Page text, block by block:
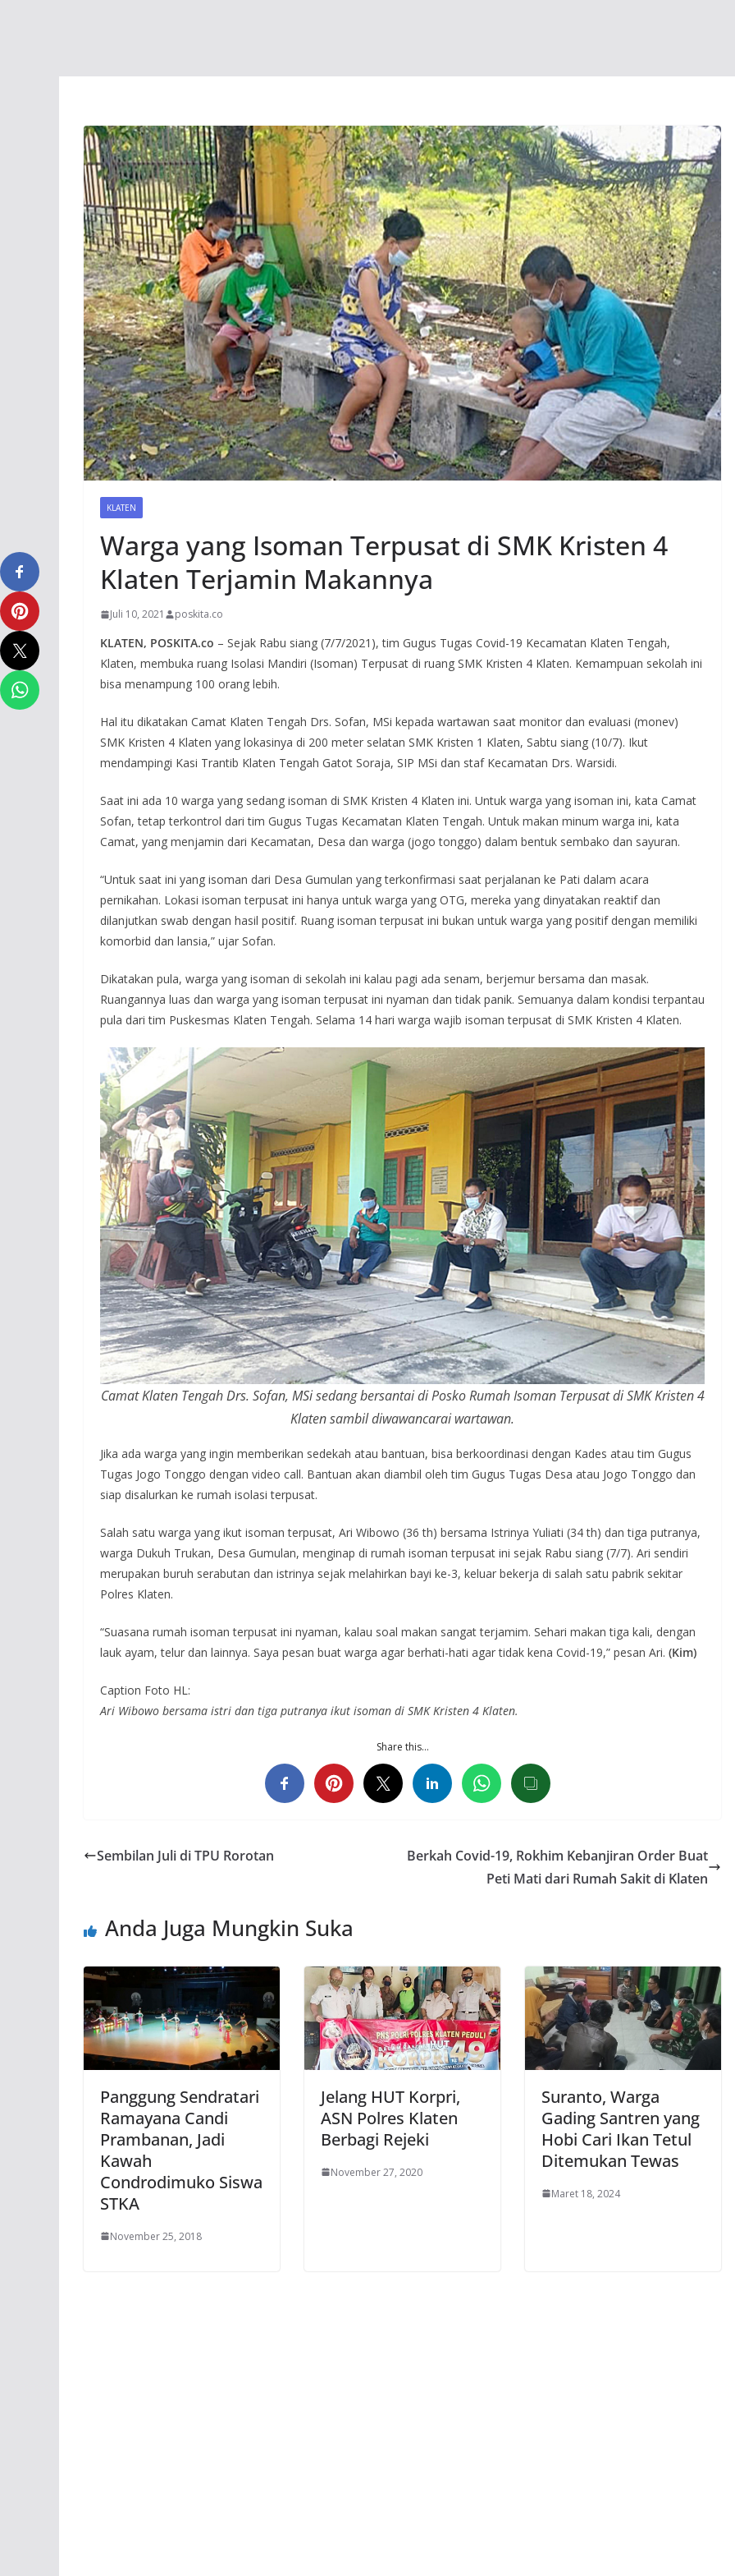
KLATEN
Warga yang Isoman Terpusat di SMK Kristen 4
Klaten Terjamin Makannya
Juli 10, 2021 poskita.co
KLATEN, POSKITA.co – Sejak Rabu siang (7/7/2021), tim Gugus Tugas Covid-19 Kecamatan Klaten Tengah,
Klaten, membuka ruang Isolasi Mandiri (Isoman) Terpusat di ruang SMK Kristen 4 Klaten. Kemampuan sekolah ini
bisa menampung 100 orang lebih.
Hal itu dikatakan Camat Klaten Tengah Drs. Sofan, MSi kepada wartawan saat monitor dan evaluasi (monev)
SMK Kristen 4 Klaten yang lokasinya di 200 meter selatan SMK Kristen 1 Klaten, Sabtu siang (10/7). Ikut
mendampingi Kasi Trantib Klaten Tengah Gatot Soraja, SIP MSi dan staf Kecamatan Drs. Warsidi.
Saat ini ada 10 warga yang sedang isoman di SMK Kristen 4 Klaten ini. Untuk warga yang isoman ini, kata Camat
Sofan, tetap terkontrol dari tim Gugus Tugas Kecamatan Klaten Tengah. Untuk makan minum warga ini, kata
Camat, yang menjamin dari Kecamatan, Desa dan warga (jogo tonggo) dalam bentuk sembako dan sayuran.
“Untuk saat ini yang isoman dari Desa Gumulan yang terkonfirmasi saat perjalanan ke Pati dalam acara
pernikahan. Lokasi isoman terpusat ini hanya untuk warga yang OTG, mereka yang dinyatakan reaktif dan
dilanjutkan swab dengan hasil positif. Ruang isoman terpusat ini bukan untuk warga yang positif dengan memiliki
komorbid dan lansia,” ujar Sofan.
Dikatakan pula, warga yang isoman di sekolah ini kalau pagi ada senam, berjemur bersama dan masak.
Ruangannya luas dan warga yang isoman terpusat ini nyaman dan tidak panik. Semuanya dalam kondisi terpantau
pula dari tim Puskesmas Klaten Tengah. Selama 14 hari warga wajib isoman terpusat di SMK Kristen 4 Klaten.
Camat Klaten Tengah Drs. Sofan, MSi sedang bersantai di Posko Rumah Isoman Terpusat di SMK Kristen 4
Klaten sambil diwawancarai wartawan.
Jika ada warga yang ingin memberikan sedekah atau bantuan, bisa berkoordinasi dengan Kades atau tim Gugus
Tugas Jogo Tonggo dengan video call. Bantuan akan diambil oleh tim Gugus Tugas Desa atau Jogo Tonggo dan
siap disalurkan ke rumah isolasi terpusat.
Salah satu warga yang ikut isoman terpusat, Ari Wibowo (36 th) bersama Istrinya Yuliati (34 th) dan tiga putranya,
warga Dukuh Trukan, Desa Gumulan, menginap di rumah isoman terpusat ini sejak Rabu siang (7/7). Ari sendiri
merupakan buruh serabutan dan istrinya sejak melahirkan bayi ke-3, keluar bekerja di salah satu pabrik sekitar
Polres Klaten.
“Suasana rumah isoman terpusat ini nyaman, kalau soal makan sangat terjamim. Sehari makan tiga kali, dengan
lauk ayam, telur dan lainnya. Saya pesan buat warga agar berhati-hati agar tidak kena Covid-19,” pesan Ari. (Kim)
Caption Foto HL:
Ari Wibowo bersama istri dan tiga putranya ikut isoman di SMK Kristen 4 Klaten.
Share this…
Sembilan Juli di TPU Rorotan
Berkah Covid-19, Rokhim Kebanjiran Order Buat
Peti Mati dari Rumah Sakit di Klaten
Anda Juga Mungkin Suka
Panggung Sendratari
Ramayana Candi
Prambanan, Jadi
Kawah
Condrodimuko Siswa
STKA
November 25, 2018
Jelang HUT Korpri,
ASN Polres Klaten
Berbagi Rejeki
November 27, 2020
Suranto, Warga
Gading Santren yang
Hobi Cari Ikan Tetul
Ditemukan Tewas
Maret 18, 2024